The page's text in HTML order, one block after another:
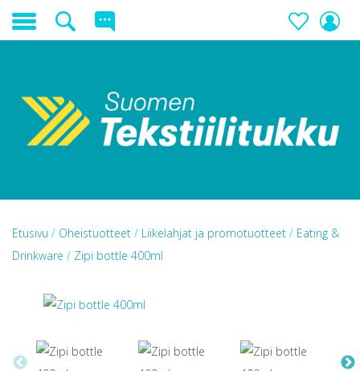
Etusivu / Oheistuotteet / Liikelahjat ja promotuotteet / Eating &
Drinkware / Zipi bottle 400ml